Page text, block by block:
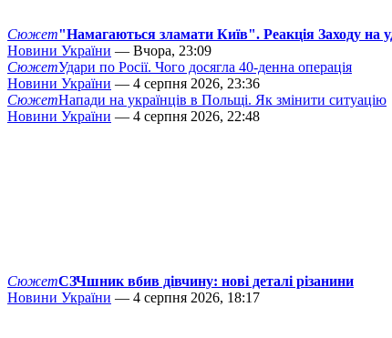
Сюжет"Намагаються зламати Київ". Реакція Заходу на
Новини України — Вчора, 23:09
СюжетУдари по Росії. Чого досягла 40-денна операція
Новини України — 4 серпня 2026, 23:36
СюжетНапади на українців в Польщі. Як змінити ситуацію
Новини України — 4 серпня 2026, 22:48
СюжетСЗЧшник вбив дівчину: нові деталі різанини
Новини України — 4 серпня 2026, 18:17